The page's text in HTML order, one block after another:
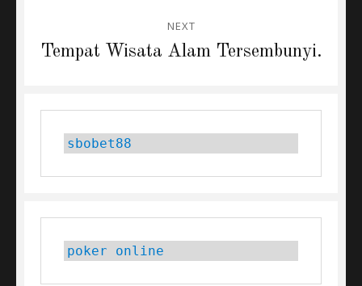
NEXT
NextTempat Wisata Alam Tersembunyi.
sbobet88
poker online